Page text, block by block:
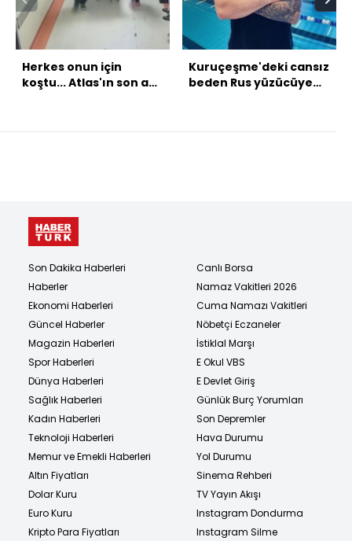
Herkes onun için
koştu... Atlas'ın son anı
Kuruçeşme'deki cansız
beden Rus yüzücüye
Son Dakika Haberleri
Haberler
Ekonomi Haberleri
Güncel Haberler
Magazin Haberleri
Spor Haberleri
Dünya Haberleri
Sağlık Haberleri
Kadın Haberleri
Teknoloji Haberleri
Memur ve Emekli Haberleri
Altın Fiyatları
Dolar Kuru
Euro Kuru
Kripto Para Fiyatları
Canlı Borsa
Namaz Vakitleri 2026
Cuma Namazı Vakitleri
Nöbetçi Eczaneler
İstiklal Marşı
E Okul VBS
E Devlet Giriş
Günlük Burç Yorumları
Son Depremler
Hava Durumu
Yol Durumu
Sinema Rehberi
TV Yayın Akışı
Instagram Dondurma
Instagram Silme